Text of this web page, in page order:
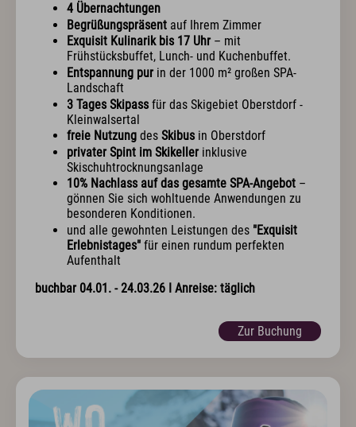
4 Übernachtungen
Begrüßungspräsent auf Ihrem Zimmer
Exquisit Kulinarik bis 17 Uhr – mit
Frühstücksbuffet, Lunch- und Kuchenbuffet.
Entspannung pur in der 1000 m² großen SPA-
Landschaft
3 Tages Skipass für das Skigebiet Oberstdorf -
Kleinwalsertal
freie Nutzung des Skibus in Oberstdorf
privater Spint im Skikellerinklusive
Skischuhtrocknungsanlage
10% Nachlass auf das gesamte SPA-Angebot –
gönnen Sie sich wohltuende Anwendungen zu
besonderen Konditionen.
und alle gewohnten Leistungen des "Exquisit
Erlebnistages" für einen rundum perfekten
Aufenthalt
buchbar 04.01. - 24.03.26 I Anreise: täglich
Zur Buchung